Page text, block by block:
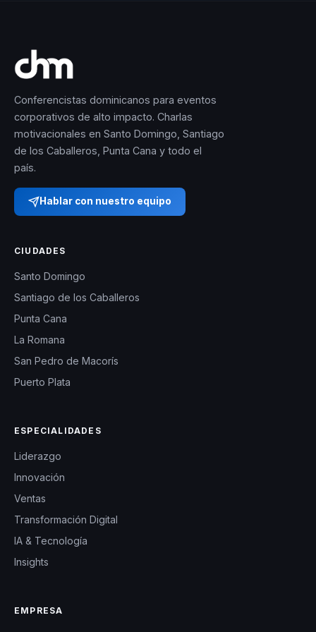
Conferencistas dominicanos para eventos
corporativos de alto impacto. Charlas
motivacionales en Santo Domingo, Santiago
de los Caballeros, Punta Cana y todo el
país.
Hablar con nuestro equipo
CIUDADES
Santo Domingo
Santiago de los Caballeros
Punta Cana
La Romana
San Pedro de Macorís
Puerto Plata
ESPECIALIDADES
Liderazgo
Innovación
Ventas
Transformación Digital
IA & Tecnología
Insights
EMPRESA